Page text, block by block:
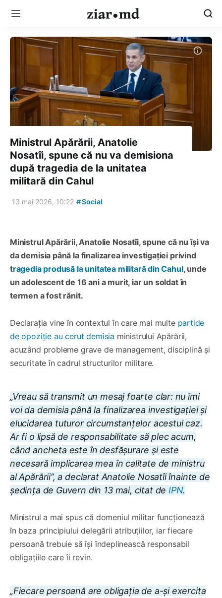
Ministrul Apărării, Anatolie
Nosatîi, spune că nu va demisiona
după tragedia de la unitatea
militară din Cahul
13 mai 2026, 10:22 #Social
Ministrul Apărării, Anatolie Nosatîi, spune că nu își va
da demisia până la finalizarea investigației privind
tragedia produsă la unitatea militară din Cahul, unde
un adolescent de 16 ani a murit, iar un soldat în
termen a fost rănit.
Declarația vine în contextul în care mai multepartide
de opoziție au cerut demisia ministrului Apărării,
acuzând probleme grave de management, disciplină și
securitate în cadrul structurilor militare.
„Vreau să transmit un mesaj foarte clar: nu îmi
voi da demisia până la finalizarea investigației și
elucidarea tuturor circumstanțelor acestui caz.
Ar fi o lipsă de responsabilitate să plec acum,
când ancheta este în desfășurare și este
necesară implicarea mea în calitate de ministru
al Apărării”, a declarat Anatolie Nosatîi înainte de
ședința de Guvern din 13 mai, citat de IPN.
Ministrul a mai spus că domeniul militar funcționează
în baza principiului delegării atribuțiilor, iar fiecare
persoană trebuie să își îndeplinească responsabil
obligațiile care îi revin.
„Fiecare persoană are obligația de a-și exercita